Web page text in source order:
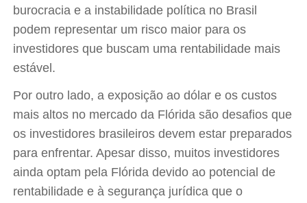
burocracia e a instabilidade política no Brasil
podem representar um risco maior para os
investidores que buscam uma rentabilidade mais
estável.
Por outro lado, a exposição ao dólar e os custos
mais altos no mercado da Flórida são desafios que
os investidores brasileiros devem estar preparados
para enfrentar. Apesar disso, muitos investidores
ainda optam pela Flórida devido ao potencial de
rentabilidade e à segurança jurídica que o